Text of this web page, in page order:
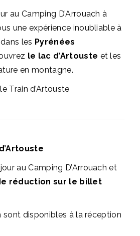
au Camping D’Arrouach à
une expérience inoubliable à
les Pyrénées
le lac d’Artouste et les
en montagne.
Train d’Artouste
au Camping D’Arrouach et
réduction sur le billet
sont disponibles à la réception